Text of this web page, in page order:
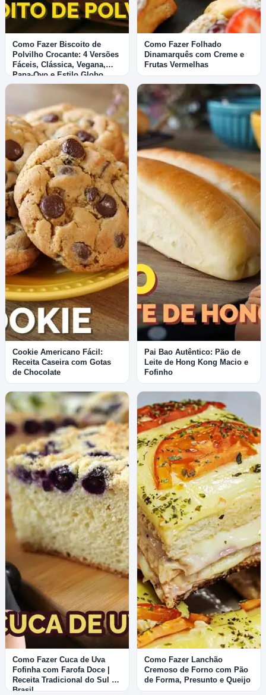
Como Fazer Biscoito de
Polvilho Crocante: 4 Versões
Fáceis, Clássica, Vegana,
Papa-Ovo e Estilo Globo
Como Fazer Folhado
Dinamarquês com Creme e
Frutas Vermelhas
Cookie Americano Fácil:
Receita Caseira com Gotas
de Chocolate
Pai Bao Autêntico: Pão de
Leite de Hong Kong Macio e
Fofinho
Como Fazer Cuca de Uva
Fofinha com Farofa Doce |
Receita Tradicional do Sul do
Brasil
Como Fazer Lanchão
Cremoso de Forno com Pão
de Forma, Presunto e Queijo